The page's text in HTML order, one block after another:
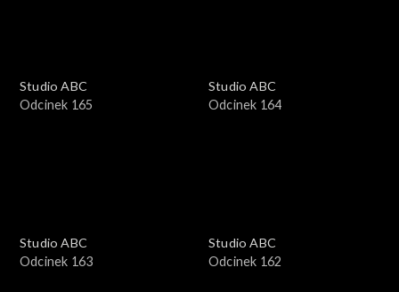
Studio ABC
Odcinek 165
Studio ABC
Odcinek 164
Studio ABC
Odcinek 163
Studio ABC
Odcinek 162